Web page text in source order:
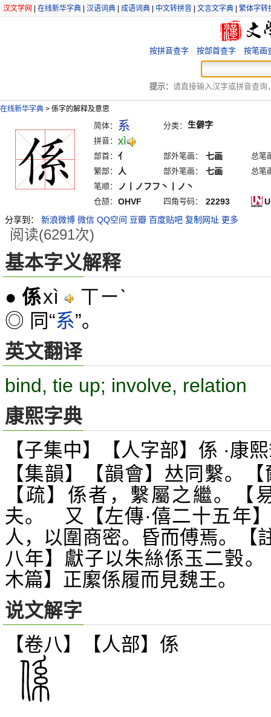
汉文学网 在线新华字典 汉语词典 成语词典 中文转拼音 文言文字典 繁体字转
按拼音查字 按部首查字 按笔画
提示： 请直接输入汉字或拼音查询
在线新华字典 > 係字的解释及意思
简体： 系 分类： 生僻字
拼音： xì
部首： 亻 部外笔画： 七画
总笔
繁部：
人 部外笔画： 七画
总笔
笔顺：
ノ丨ノフフ丶丨ノ丶
仓颉： OHVF 四角号码： 22293
分享到：
新浪微博 微信 QQ空间 豆瓣 百度贴吧 复制网址 更多
阅读(6291次)
基本字义解释
● 係xì ㄒㄧˋ
◎ 同“系”。
英文翻译
bind, tie up; involve, relation
康熙字典
【子集中】【人字部】係 ·康
【集韻】【韻會】 𠀤 同繫。
【疏】係者，繫屬之繼。【
夫。 又【左傳·僖二十五年
人，以圍商密。昏而傅焉。【
八年】獻子以朱絲係玉二瑴
木篇】正緳係履而見魏王。
说文解字
【卷八】【人部】 係